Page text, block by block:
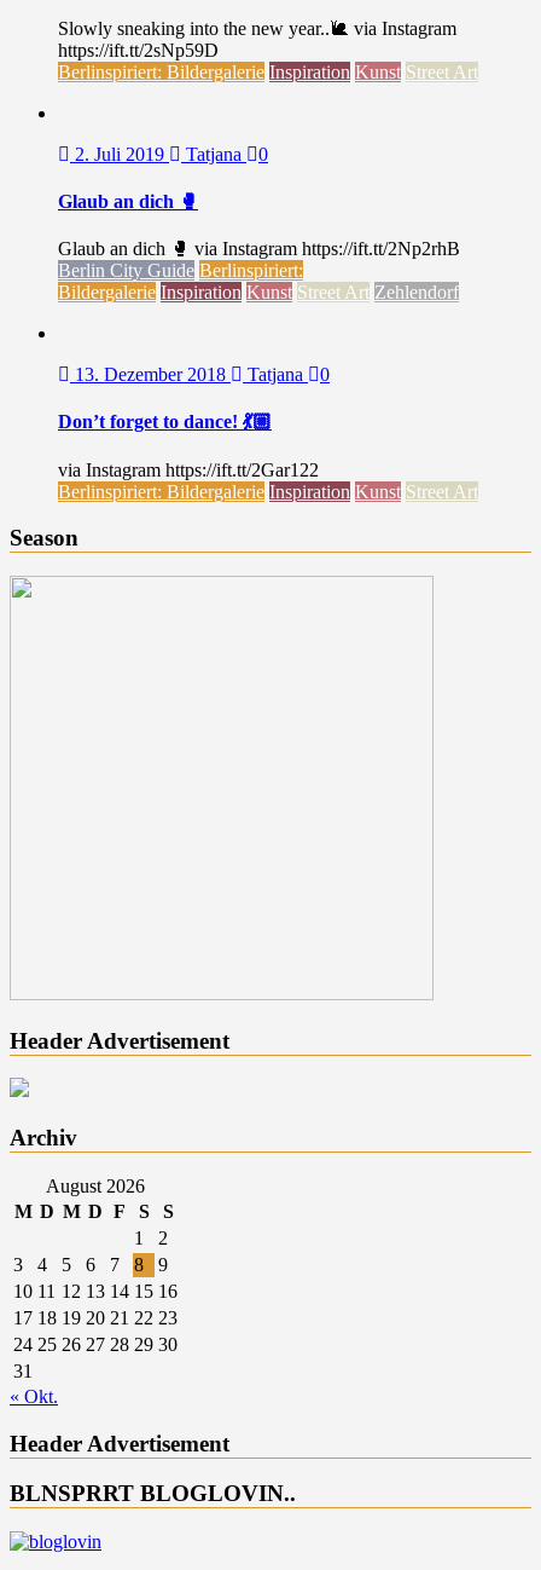
Slowly sneaking into the new year..🐌 via Instagram
https://ift.tt/2sNp59D
Berlinspiriert: Bildergalerie Inspiration Kunst Street Art
2. Juli 2019 Tatjana 0
Glaub an dich 🥊
Glaub an dich 🥊 via Instagram https://ift.tt/2Np2rhB
Berlin City Guide Berlinspiriert:
Bildergalerie Inspiration Kunst Street Art Zehlendorf
13. Dezember 2018 Tatjana 0
Don’t forget to dance! 💃🏼
via Instagram https://ift.tt/2Gar122
Berlinspiriert: Bildergalerie Inspiration Kunst Street Art
Season
Header Advertisement
Archiv
August 2026
M D M D F S
S
1
2
3
4 5 6 7 8
9
10 11 12 13 14 15 16
17 18 19 20 21 22 23
24 25 26 27 28 29 30
31
« Okt.
Header Advertisement
BLNSPRRT BLOGLOVIN..